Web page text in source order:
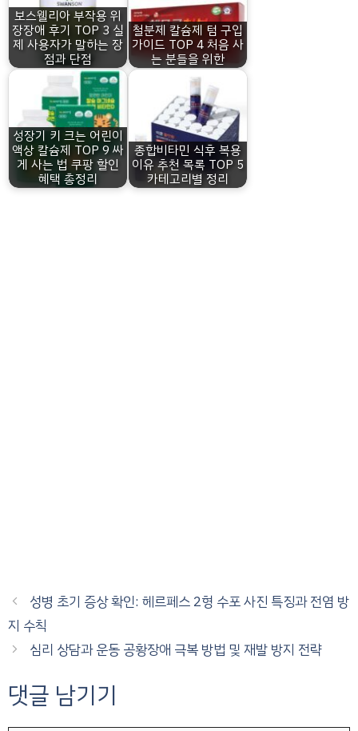
보스웰리아 부작용 위
장장애 후기 TOP 3 실
제 사용자가 말하는 장
점과 단점
철분제 칼슘제 텀 구입
가이드 TOP 4 처음 사
는 분들을 위한
성장기 키 크는 어린이
액상 칼슘제 TOP 9 싸
게 사는 법 쿠팡 할인
혜택 총정리
종합비타민 식후 복용
이유 추천 목록 TOP 5
카테고리별 정리
성병 초기 증상 확인: 헤르페스 2형 수포 사진 특징과 전염 방
지 수칙
심리 상담과 운동 공황장애 극복 방법 및 재발 방지 전략
댓글 남기기